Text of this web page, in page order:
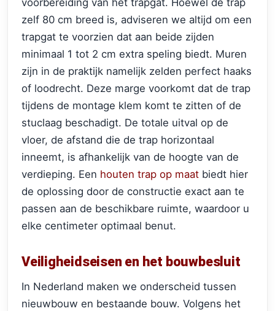
voorbereiding van het trapgat. Hoewel de trap
zelf 80 cm breed is, adviseren we altijd om een
trapgat te voorzien dat aan beide zijden
minimaal 1 tot 2 cm extra speling biedt. Muren
zijn in de praktijk namelijk zelden perfect haaks
of loodrecht. Deze marge voorkomt dat de trap
tijdens de montage klem komt te zitten of de
stuclaag beschadigt. De totale uitval op de
vloer, de afstand die de trap horizontaal
inneemt, is afhankelijk van de hoogte van de
verdieping. Een houten trap op maat biedt hier
de oplossing door de constructie exact aan te
passen aan de beschikbare ruimte, waardoor u
elke centimeter optimaal benut.
Veiligheidseisen en het bouwbesluit
In Nederland maken we onderscheid tussen
nieuwbouw en bestaande bouw. Volgens het